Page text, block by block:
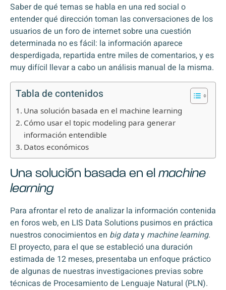
Saber de qué temas se habla en una red social o
entender qué dirección toman las conversaciones de los
usuarios de un foro de internet sobre una cuestión
determinada no es fácil: la información aparece
desperdigada, repartida entre miles de comentarios, y es
muy difícil llevar a cabo un análisis manual de la misma.
Tabla de contenidos
Una solución basada en el machine learning
Cómo usar el topic modeling para generar
información entendible
Datos económicos
Una solución basada en el machine
learning
Para afrontar el reto de analizar la información contenida
en foros web, en LIS Data Solutions pusimos en práctica
nuestros conocimientos en big datay machine learning.
El proyecto, para el que se estableció una duración
estimada de 12 meses, presentaba un enfoque práctico
de algunas de nuestras investigaciones previas sobre
técnicas de Procesamiento de Lenguaje Natural (PLN).